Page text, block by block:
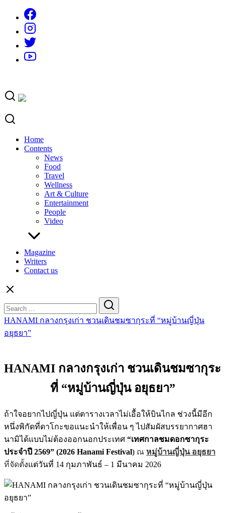
content
Home
Contents
News
Food
Travel
Wellness
Art & Culture
Entertainment
People
Video
Magazine
Writers
Contact us
for:
HANAMI กลางกรุงเก่า ชวนเดินชมซากุระที่ “หมู่บ้านญี่ปุ่น
อยุธยา”
HANAMI กลางกรุงเก่า ชวนเดินชมซากุระ
ที่ “หมู่บ้านญี่ปุ่น อยุธยา”
ถ้าใจอยากไปญี่ปุ่น แต่ตารางเวลาไม่เอื้อให้บินไกล ช่วงนี้มีอีก
หนึ่งพิกัดที่ดาโกะขอแนะนำให้เพื่อน ๆ ไปสัมผัสบรรยากาศฮา
นามิได้แบบไม่ต้องออกนอกประเทศ “เทศกาลชมดอกซากุระ
ประจำปี 2569” (2026 Hanami Festival) ณ หมู่บ้านญี่ปุ่น อยุธยา
ที่จัดตั้งแต่วันที่ 14 กุมภาพันธ์ – 1 มีนาคม 2026